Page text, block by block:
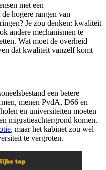
met een
hogere rangen van
Je zou denken: kwaliteit
andere mechanismen te
Wat moet de overheid
dat kwaliteit vanzelf komt
een betere
menen PvdA, D66 en
en universiteiten moeten
migratieachtergrond komen.
, maar het kabinet zou wel
te vergroten.